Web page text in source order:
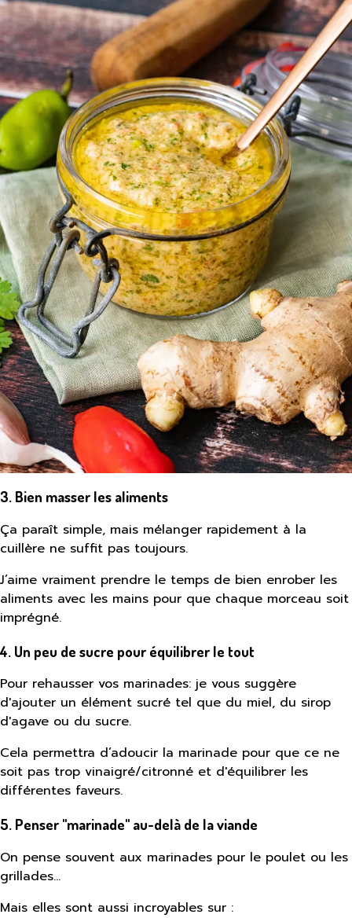
3. Bien masser les aliments
Ça paraît simple, mais mélanger rapidement à la
cuillère ne suffit pas toujours.
J’aime vraiment prendre le temps de bien enrober les
aliments avec les mains pour que chaque morceau soit
imprégné.
4. Un peu de sucre pour équilibrer le tout
Pour rehausser vos marinades: je vous suggère
d'ajouter un élément sucré tel que du miel, du sirop
d'agave ou du sucre.
Cela permettra d’adoucir la marinade pour que ce ne
soit pas trop vinaigré/citronné et d'équilibrer les
différentes faveurs.
5. Penser "marinade" au-delà de la viande
On pense souvent aux marinades pour le poulet ou les
grillades…
Mais elles sont aussi incroyables sur :